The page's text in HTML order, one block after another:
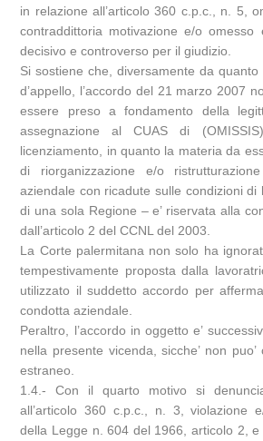
in relazione all’articolo 360 c.p.c., n. 5,
contraddittoria motivazione e/o
decisivo e controverso per il giudizio.
Si sostiene che, diversamente da
d’appello, l’accordo del 21 marzo 2007
essere preso a fondamento della
assegnazione al CUAS di
licenziamento, in quanto la materia da
di riorganizzazione e/o
aziendale con ricadute sulle condizioni di
di una sola Regione – e’ riservata alla
dall’articolo 2 del CCNL del 2003.
La Corte palermitana non solo ha
tempestivamente proposta dalla
utilizzato il suddetto accordo per
condotta aziendale.
Peraltro, l’accordo in oggetto e’
nella presente vicenda, sicche’ non
estraneo.
1.4.- Con il quarto motivo si
all’articolo 360 c.p.c., n. 3, violazione
della Legge n. 604 del 1966, articolo 2, e